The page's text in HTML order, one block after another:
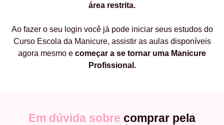
área restrita.
Ao fazer o seu login você já pode iniciar seus estudos do
Curso Escola da Manicure, assistir as aulas disponíveis
agora mesmo e começar a se tornar uma Manicure
Profissional.
Em dúvida sobre comprar pela